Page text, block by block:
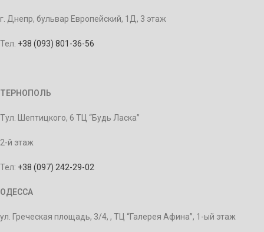
г. Днепр, бульвар Европейский, 1Д, 3 этаж
Тел. +38 (093) 801-36-56
ТЕРНОПОЛЬ
Тул. Шептицкого, 6 ТЦ “Будь Ласка”
2-й этаж
Тел: +38 (097) 242-29-02
ОДЕССА
ул. Греческая площадь, 3/4, , ТЦ “Галерея Афина”, 1-ый этаж